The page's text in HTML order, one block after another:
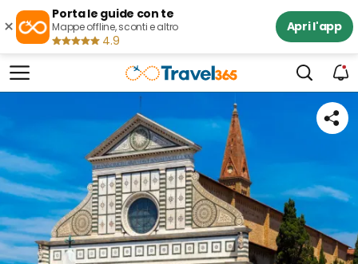
×
Porta le guide con te
Mappe offline, sconti e altro
4.9
Apri l'app